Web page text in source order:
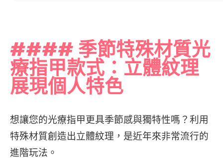
#### 季節特殊材質光
療指甲款式：立體紋理
展現個人特色
想讓您的光療指甲更具季節感與獨特性嗎？利用
特殊材質創造出立體紋理，是近年來非常流行的
進階玩法。